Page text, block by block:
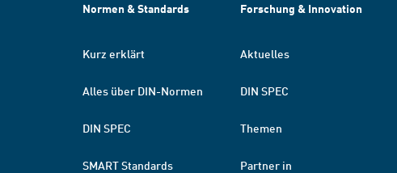
Normen & Standards
Kurz erklärt
Alles über DIN-Normen
DIN SPEC
SMART Standards
Forschung & Innovation
Aktuelles
DIN SPEC
Themen
Partner in